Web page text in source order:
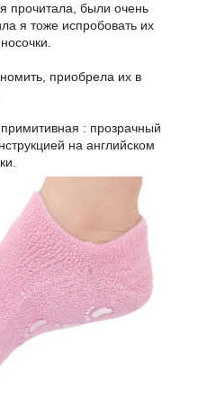
прочитала, были очень
я тоже испробовать их
приобрела их в
: прозрачный
на английском